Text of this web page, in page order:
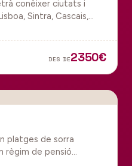
conèixer ciutats i
Sintra, Cascais,
de Portugal.
DES DE2350€
platges de sorra
règim de pensió